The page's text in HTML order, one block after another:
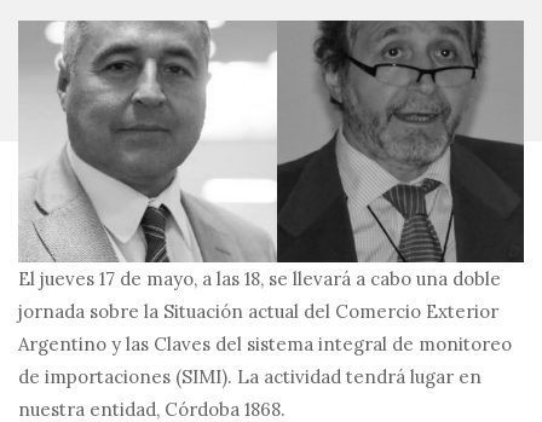
Contacto
Certificado de Origen Digital
El jueves 17 de mayo, a las 18, se llevará a cabo una doble
jornada sobre la Situación actual del Comercio Exterior
Argentino y las Claves del sistema integral de monitoreo
de importaciones (SIMI). La actividad tendrá lugar en
nuestra entidad, Córdoba 1868.